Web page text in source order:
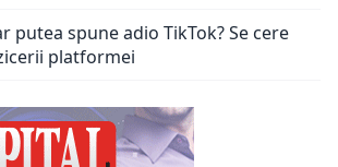
putea spune adio TikTok? Se cere
platformei